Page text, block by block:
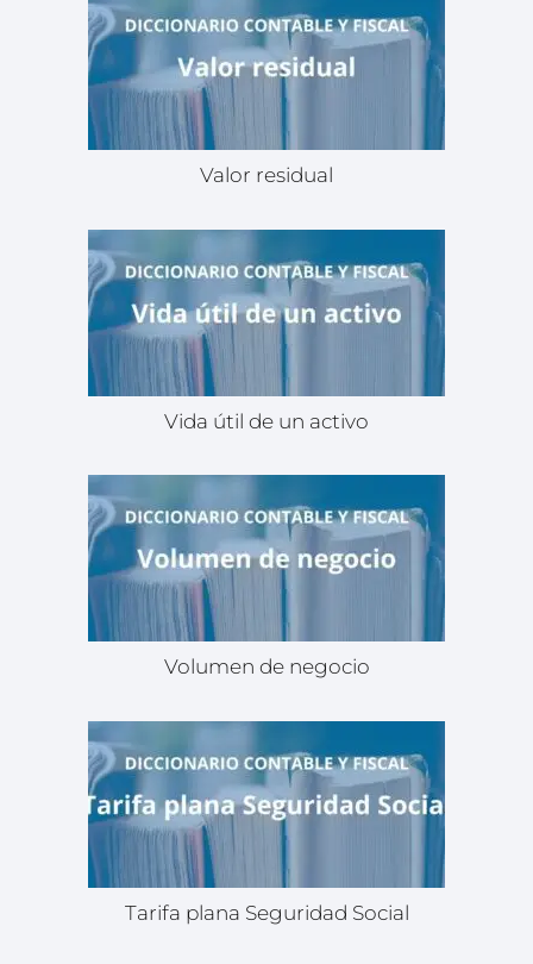
Valor residual
Vida útil de un activo
Volumen de negocio
Tarifa plana Seguridad Social